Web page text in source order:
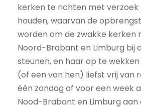
kerken te richten met
houden, waarvan de
worden om de zwakke kerken
Noord-Brabant en Limburg bij
steunen, en haar op te
(of een van hen) liefst vrij van
één zondag of voor een week
Nood-Brabant en Limburg aan